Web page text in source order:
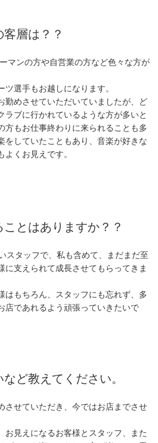
層は？？
マンの方や自営業の方など色々な方が
選手もお越しになります。
勤めさせていただいていましたが、ど
ラブに行かれているような方が多いと
方もお仕事終わりに来られることも多
をしていたこともあり、音楽が好きな
くお見えです。
とはありますか？？
スタッフで、私も含めて、まだまだ至
に支えられて成長させてもらってきま
はもちろん、スタッフにも忘れず、多
店であれるよう頑張っていきたいで
ど教えてください。
させていただき、今ではお店までさせ
お見えになるお客様とスタッフ、また